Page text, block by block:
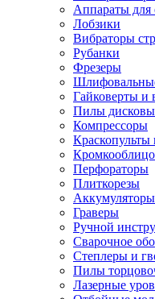
Аппараты для
Лобзики
Вибраторы
Рубанки
Фрезеры
Гайковерты и
Пилы
Компрессоры
Краскопульты
Перфораторы
Плиткорезы
Аккумуляторы
Граверы
Ручной
Сварочное
Степлеры и
Пилы
Лазерные